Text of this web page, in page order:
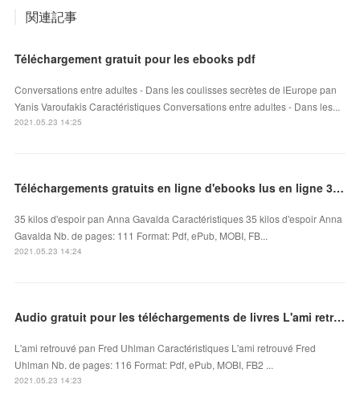
関連記事
Téléchargement gratuit pour les ebooks pdf
Conversations entre adultes - Dans les coulisses secrètes de lEurope pan
Yanis Varoufakis Caractéristiques Conversations entre adultes - Dans les...
2021.05.23 14:25
Téléchargements gratuits en ligne d'ebooks lus en ligne 35 kilos d'espoir FB2 PDB MOBI
35 kilos d'espoir pan Anna Gavalda Caractéristiques 35 kilos d'espoir Anna
Gavalda Nb. de pages: 111 Format: Pdf, ePub, MOBI, FB...
2021.05.23 14:24
Audio gratuit pour les téléchargements de livres L'ami retrouvé iBook par Fred Uhlman
L'ami retrouvé pan Fred Uhlman Caractéristiques L'ami retrouvé Fred
Uhlman Nb. de pages: 116 Format: Pdf, ePub, MOBI, FB2 ...
2021.05.23 14:23